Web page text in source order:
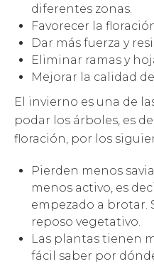
diferentes zonas.
Favorecer la
Dar más fuerza y
Eliminar ramas y
Mejorar la calidad
El invierno es una de
podar los árboles, es
floración, por los
Pierden menos
menos activo, es
empezado a brotar.
reposo vegetativo.
Las plantas tienen
fácil saber por